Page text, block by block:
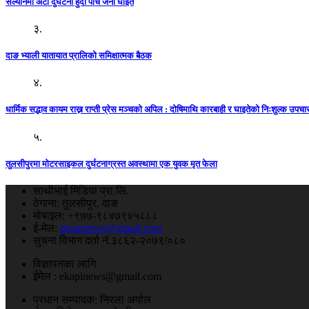
३.
दाङ भ्याली यातायात प्रालिको समिक्षात्मक बैठक
४.
धार्मिक सद्भाव कायम राख्न राप्ती प्रेस मञ्चको अपिल : दाेषिमाथि कारबाही र घाइतेको निःशुल्क
५.
तुलसीपुरमा माेटरसाइकल दुर्घटनाग्रस्त अवस्थामा एक युवक मृत फेला
साथीभाई मिडिया प्रा.लि.
ठेगाना: तुलसीपुर, दाङ
मोबाइल: +९७७-९८४७९४५८८८
ई-मेल: ekapinews@gmail.com
सुचना विभाग दर्ता नं.३८६२-२०७९/०८०
विज्ञापनका लागि
ईमेल : ekapinews@gmail.com
प्रधान सम्पादक: निरला अर्याल